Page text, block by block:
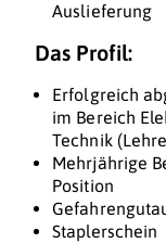
Auslieferung
Das Profil:
Erfolgreich
im Bereich
Technik
Mehrjährige
Position
Staplerschein